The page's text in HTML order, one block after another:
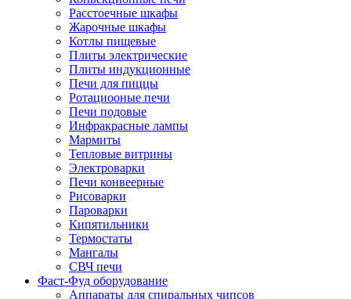
Расстоечные шкафы
Жарочные шкафы
Котлы пищевые
Плиты электрические
Плиты индукционные
Печи для пиццы
Ротациооные печи
Печи подовые
Инфракрасные лампы
Мармиты
Тепловые витрины
Электроварки
Печи конвеерные
Рисоварки
Пароварки
Кипятильники
Термостаты
Мангалы
СВЧ печи
Фаст-Фуд оборудование
Аппараты для спиральных чипсов